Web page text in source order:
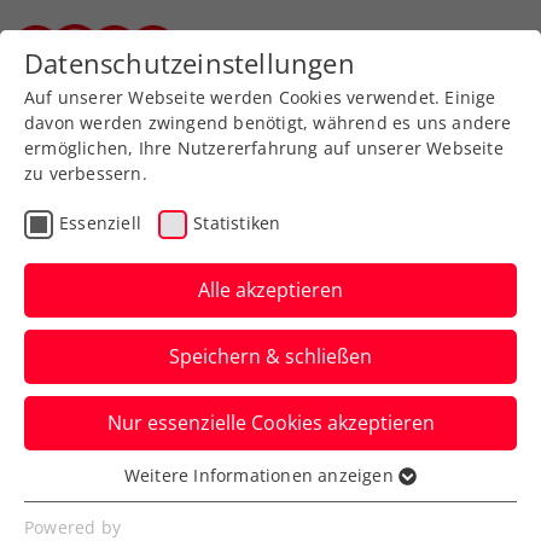
Zurück zur Newsübersicht
ATP
Operation als Ausweg:
Ofner muss Saison 2024
frühzeitig beenden
Österreichs Nummer eins legt sich wegen
anhaltender Fersenprobleme Mitte
September erneut unters Messer.
Verfasst von: Manuel Wachta, 02.09.2024
Datenschutzeinstellungen
Auf unserer Webseite werden Cookies verwendet. Einige
davon werden zwingend benötigt, während es uns andere
ermöglichen, Ihre Nutzererfahrung auf unserer Webseite
zu verbessern.
Essenziell Statistiken
Alle akzeptieren
Speichern & schließen
Nur essenzielle Cookies akzeptieren
Essenziell
Essenzielle Cookies werden für grundlegende
Weitere Informationen anzeigen
Powered by